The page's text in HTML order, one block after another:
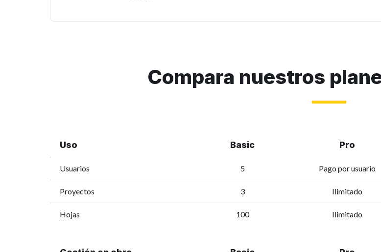
Compara nuestros
Uso Basic Pro
Usuarios 5 Pago por usuario
Proyectos 3 Ilimitado
Hojas 100 Ilimitado